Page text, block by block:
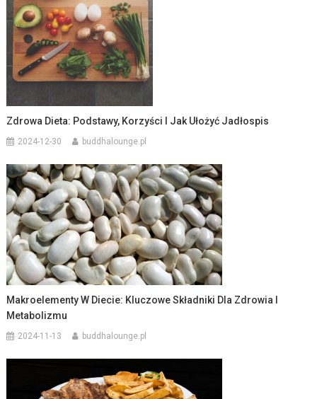
Zdrowa Dieta: Podstawy, Korzyści I Jak Ułożyć Jadłospis
2024-12-30 buddhalounge.pl
Makroelementy W Diecie: Kluczowe Składniki Dla Zdrowia I
Metabolizmu
2024-11-13 buddhalounge.pl